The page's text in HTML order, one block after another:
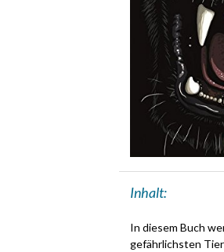
Inhalt:
In diesem Buch
gefährlichsten